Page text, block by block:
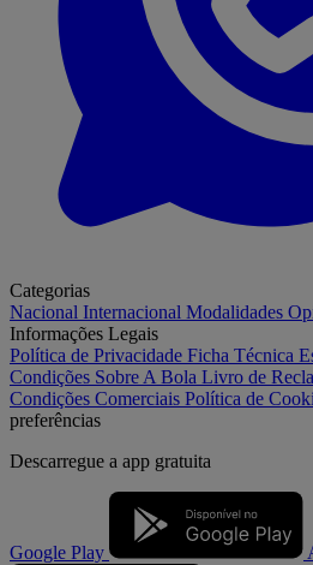
Categorias
Nacional Internacional Modalidades
Informações Legais
Política de Privacidade Ficha Técnica
Condições Sobre A Bola Livro de
Condições Comerciais Política de
preferências
Descarregue a app gratuita
Google Play